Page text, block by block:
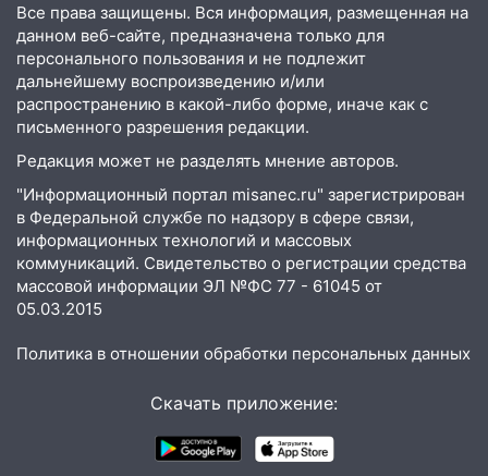
15:12 В Ульяновске выгорела кухня в
многоэтажке
14:18 Гинеколог рассказала о том, с
какими сложностями сталкиваются
молодые мамы
13:02
Соцсети: на улице Розы
Люксембург дерево упало на
автомобиль
13:00 «Благоприятный период для
новых начинаний: гороскоп для всех
знаков зодиака на неделю с 10 по 16
Ульяновске образовалось «море»
В Ульяновской области ожидается
крупный град
Все права защищены. Вся информация, размещенная на
данном веб-сайте, предназначена только для
персонального пользования и не подлежит
дальнейшему воспроизведению и/или
распространению в какой-либо форме, иначе как с
письменного разрешения редакции.
Редакция может не разделять мнение авторов.
"Информационный портал misanec.ru" зарегистрирован
в Федеральной службе по надзору в сфере связи,
информационных технологий и массовых
коммуникаций. Свидетельство о регистрации средства
массовой информации ЭЛ №ФС 77 - 61045 от
05.03.2015
Политика в отношении обработки персональных данных
Скачать приложение: